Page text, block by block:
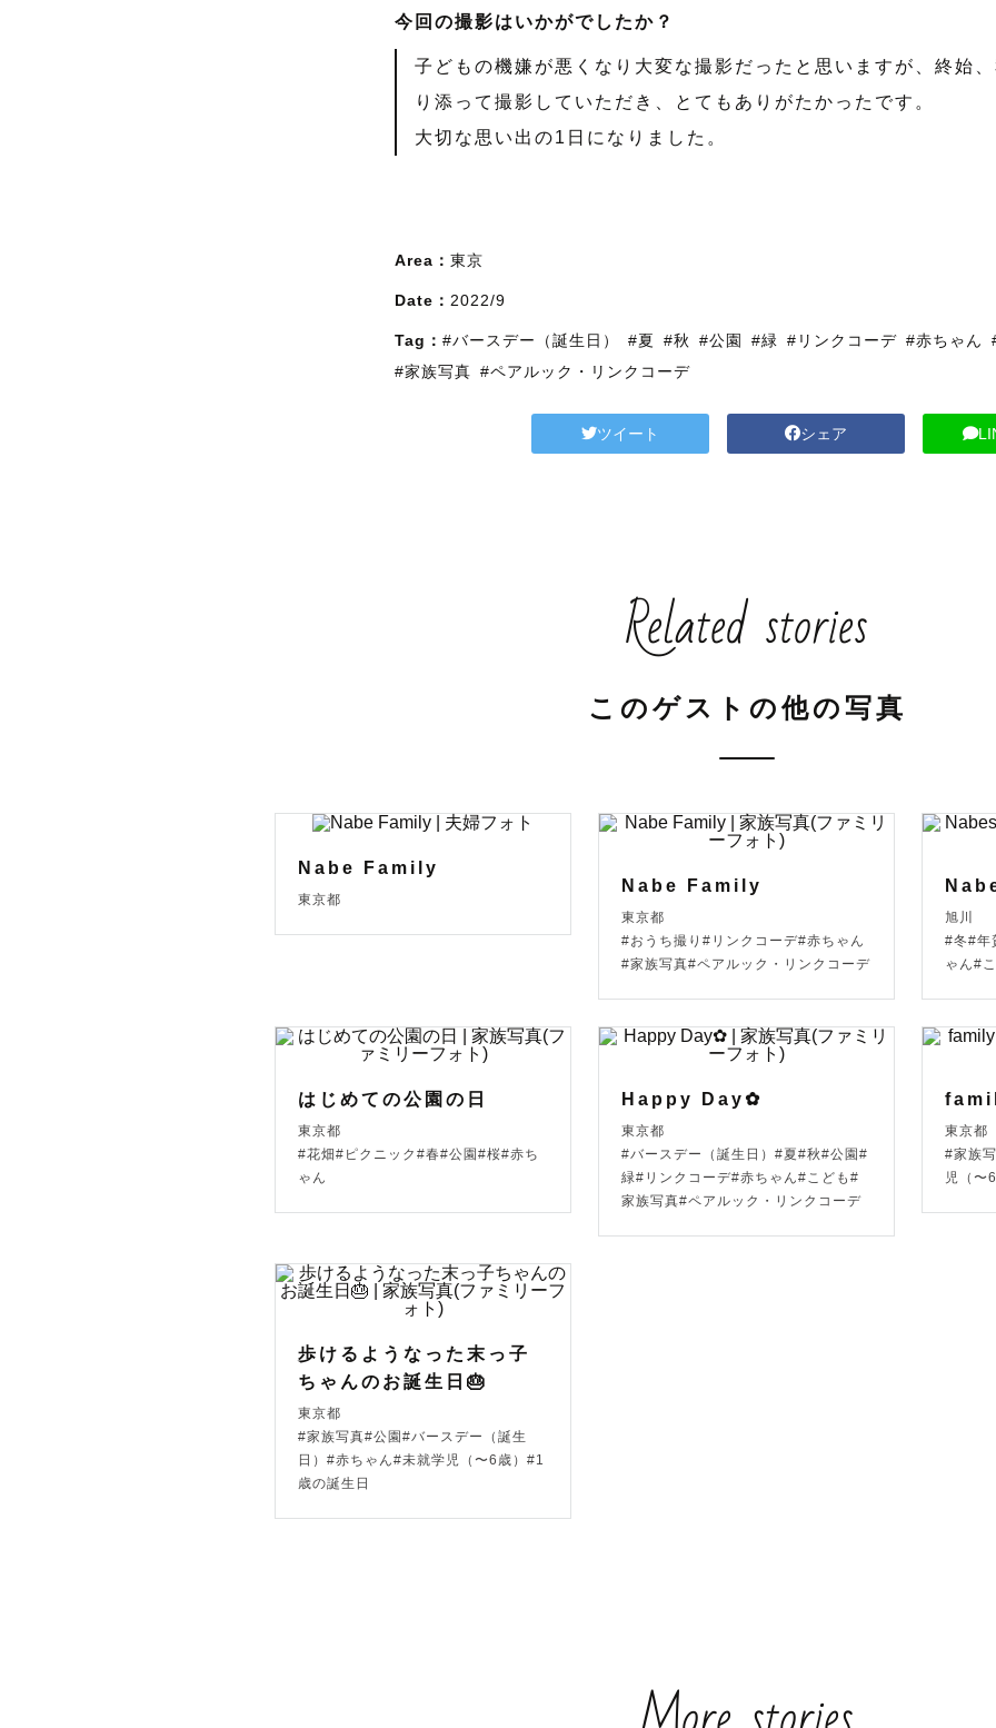
今回の撮影はいかがでしたか？
子どもの機嫌が悪くなり大変な撮影だったと思いますが、終始
り添って撮影していただき、とてもありがたかったです。
大切な思い出の1日になりました。
Area： 東京
Date： 2022/9
Tag： #バースデー（誕生日） #夏 #秋 #公園 #緑 #リンクコーデ #赤ちゃん
#家族写真 #ペアルック・リンクコーデ
ツイート シェア
Related stories
このゲストの他の写真
Nabe Family
東京都
Nabe Family
東京都
#おうち撮り#リンクコーデ#赤ちゃん
#家族写真#ペアルック・リンクコーデ
旭川
#冬#年
ゃん#
はじめての公園の日
東京都
#花畑#ピクニック#春#公園#桜#赤ち
ゃん
Happy Day✿
東京都
#バースデー（誕生日）#夏#秋#公園#
緑#リンクコーデ#赤ちゃん#こども#
家族写真#ペアルック・リンクコーデ
東京都
#家族
児（〜6
歩けるようなった末っ子
ちゃんのお誕生日🎂
東京都
#家族写真#公園#バースデー（誕生
日）#赤ちゃん#未就学児（〜6歳）#1
歳の誕生日